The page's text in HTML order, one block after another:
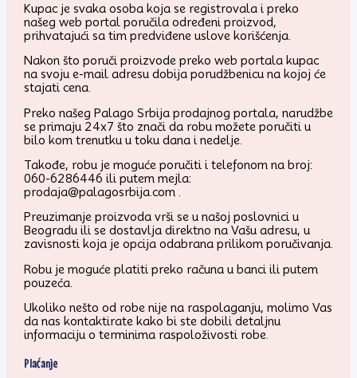
Kupac je svaka osoba koja se registrovala i preko
našeg web portal poručila određeni proizvod,
prihvatajući sa tim predviđene uslove korišćenja.
Nakon što poruči proizvode preko web portala kupac
na svoju e-mail adresu dobija porudžbenicu na kojoj će
stajati cena.
Preko našeg Palago Srbija prodajnog portala, narudžbe
se primaju 24x7 što znači da robu možete poručiti u
bilo kom trenutku u toku dana i nedelje.
Takođe, robu je moguće poručiti i telefonom na broj:
060-6286446 ili putem mejla:
prodaja@palagosrbija.com .
Preuzimanje proizvoda vrši se u našoj poslovnici u
Beogradu ili se dostavlja direktno na Vašu adresu, u
zavisnosti koja je opcija odabrana prilikom poručivanja.
Robu je moguće platiti preko računa u banci ili putem
pouzeća.
Ukoliko nešto od robe nije na raspolaganju, molimo Vas
da nas kontaktirate kako bi ste dobili detaljnu
informaciju o terminima raspoloživosti robe.
Plaćanje